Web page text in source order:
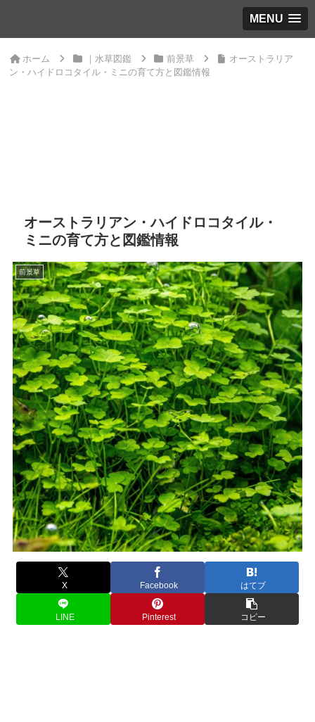
MENU
ホーム ｜水草図鑑 前景草
オーストラリア
ン・ハイドロコタイル・ミニの育て方と図鑑情報
オーストラリアン・ハイドロコタイル・
ミニの育て方と図鑑情報
前景草
X Facebook はてブ
LINE Pinterest コピー